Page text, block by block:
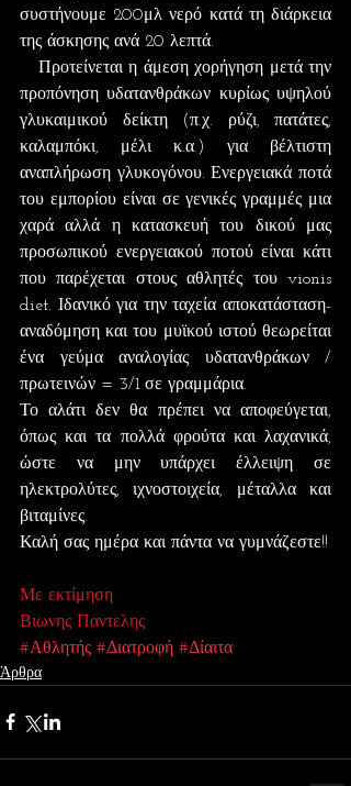
συστήνουμε 200μλ νερό κατά τη διάρκεια
της άσκησης ανά 20 λεπτά.
προπόνηση υδατανθράκων κυρίως υψηλού
γλυκαιμικού δείκτη (π.χ. ρύζι, πατάτες,
καλαμπόκι, μέλι κ.α.) για βέλτιστη
αναπλήρωση γλυκογόνου. Ενεργειακά ποτά
του εμπορίου είναι σε γενικές γραμμές μια
χαρά αλλά η κατασκευή του δικού μας
προσωπικού ενεργειακού ποτού είναι κάτι
που παρέχεται στους αθλητές του vionis
diet. Ιδανικό για την ταχεία αποκατάσταση-
αναδόμηση και του μυϊκού ιστού θεωρείται
ένα γεύμα αναλογίας υδατανθράκων /
πρωτεινών = 3/1 σε γραμμάρια.
Το αλάτι δεν θα πρέπει να αποφεύγεται,
όπως και τα πολλά φρούτα και λαχανικά,
ώστε να μην υπάρχει έλλειψη σε
ηλεκτρολύτες, ιχνοστοιχεία, μέταλλα και
βιταμίνες.
Καλή σας ημέρα και πάντα να γυμνάζεστε!!
Με εκτίμηση
Βιωνης Παντελης
#Αθλητής #Διατροφή #Δίαιτα
Άρθρα